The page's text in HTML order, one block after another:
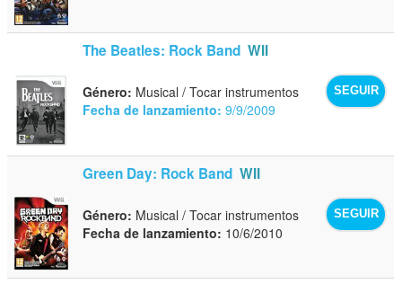
The Beatles: Rock Band WII
SEGUIR
Género: Musical / Tocar instrumentos
Fecha de lanzamiento: 9/9/2009
Green Day: Rock Band WII
SEGUIR
Género: Musical / Tocar instrumentos
Fecha de lanzamiento: 10/6/2010